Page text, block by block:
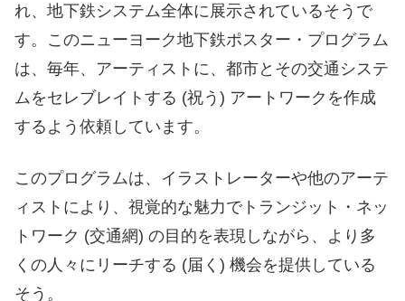
れ、地下鉄システム全体に展示されているそうで
す。このニューヨーク地下鉄ポスター・プログラム
は、毎年、アーティストに、都市とその交通システ
ムをセレブレイトする (祝う) アートワークを作成
するよう依頼しています。
このプログラムは、イラストレーターや他のアーテ
ィストにより、視覚的な魅力でトランジット・ネッ
トワーク (交通網) の目的を表現しながら、より多
くの人々にリーチする (届く) 機会を提供している
そう。